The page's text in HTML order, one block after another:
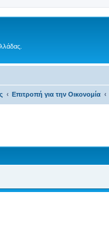
Επιτροπή για την Οικονομία